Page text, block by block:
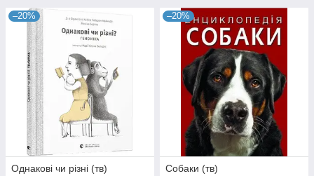
–20%
Однакові чи різні (тв)
–20%
Собаки (тв)